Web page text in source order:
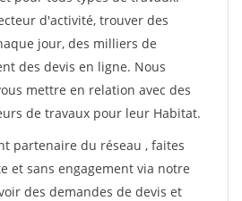
d'activité, trouver des
jour, des milliers de
des devis en ligne. Nous
mettre en relation avec des
de travaux pour leur Habitat.
partenaire du réseau , faites
et sans engagement via notre
des demandes de devis et